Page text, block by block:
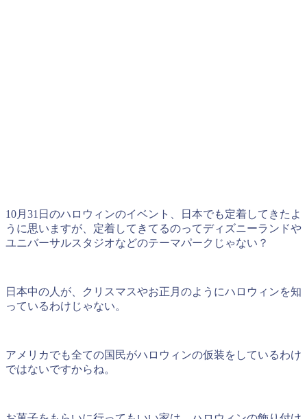
10月31日のハロウィンのイベント、日本でも定着してきたよ
うに思いますが、定着してきてるのってディズニーランドや
ユニバーサルスタジオなどのテーマパークじゃない？
日本中の人が、クリスマスやお正月のようにハロウィンを知
っているわけじゃない。
アメリカでも全ての国民がハロウィンの仮装をしているわけ
ではないですからね。